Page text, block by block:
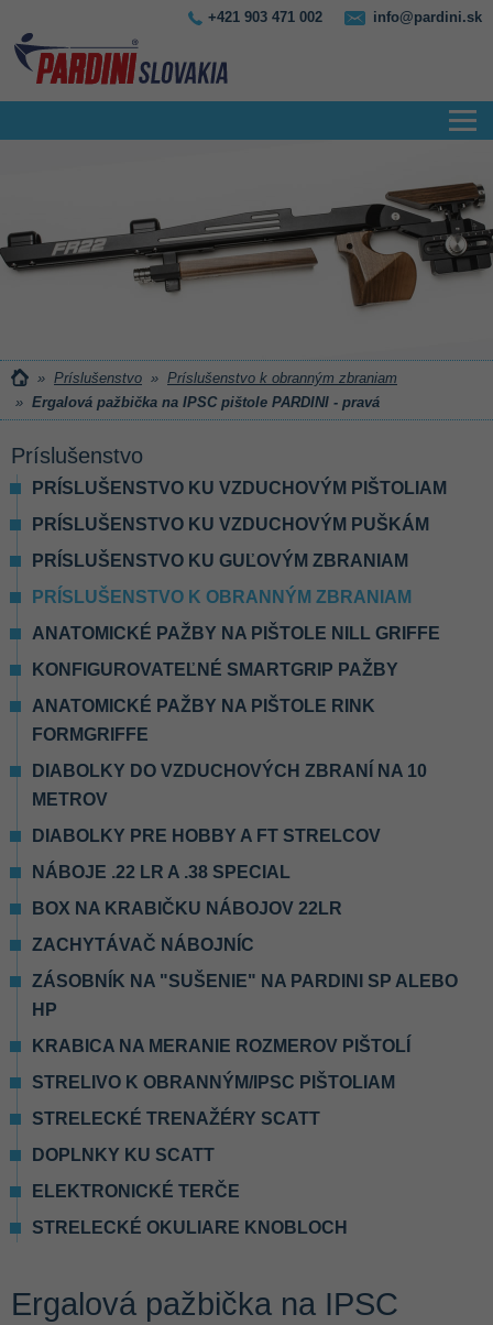
+421 903 471 002 info@pardini.sk
» Príslušenstvo » Príslušenstvo k obranným zbraniam
» Ergalová pažbička na IPSC pištole PARDINI - pravá
Príslušenstvo
PRÍSLUŠENSTVO KU VZDUCHOVÝM PIŠTOLIAM
PRÍSLUŠENSTVO KU VZDUCHOVÝM PUŠKÁM
PRÍSLUŠENSTVO KU GUĽOVÝM ZBRANIAM
PRÍSLUŠENSTVO K OBRANNÝM ZBRANIAM
ANATOMICKÉ PAŽBY NA PIŠTOLE NILL GRIFFE
KONFIGUROVATEĽNÉ SMARTGRIP PAŽBY
ANATOMICKÉ PAŽBY NA PIŠTOLE RINK
FORMGRIFFE
DIABOLKY DO VZDUCHOVÝCH ZBRANÍ NA 10
METROV
DIABOLKY PRE HOBBY A FT STRELCOV
NÁBOJE .22 LR A .38 SPECIAL
BOX NA KRABIČKU NÁBOJOV 22LR
ZACHYTÁVAČ NÁBOJNÍC
ZÁSOBNÍK NA "SUŠENIE" NA PARDINI SP ALEBO
HP
KRABICA NA MERANIE ROZMEROV PIŠTOLÍ
STRELIVO K OBRANNÝM/IPSC PIŠTOLIAM
STRELECKÉ TRENAŽÉRY SCATT
DOPLNKY KU SCATT
ELEKTRONICKÉ TERČE
STRELECKÉ OKULIARE KNOBLOCH
Ergalová pažbička na IPSC